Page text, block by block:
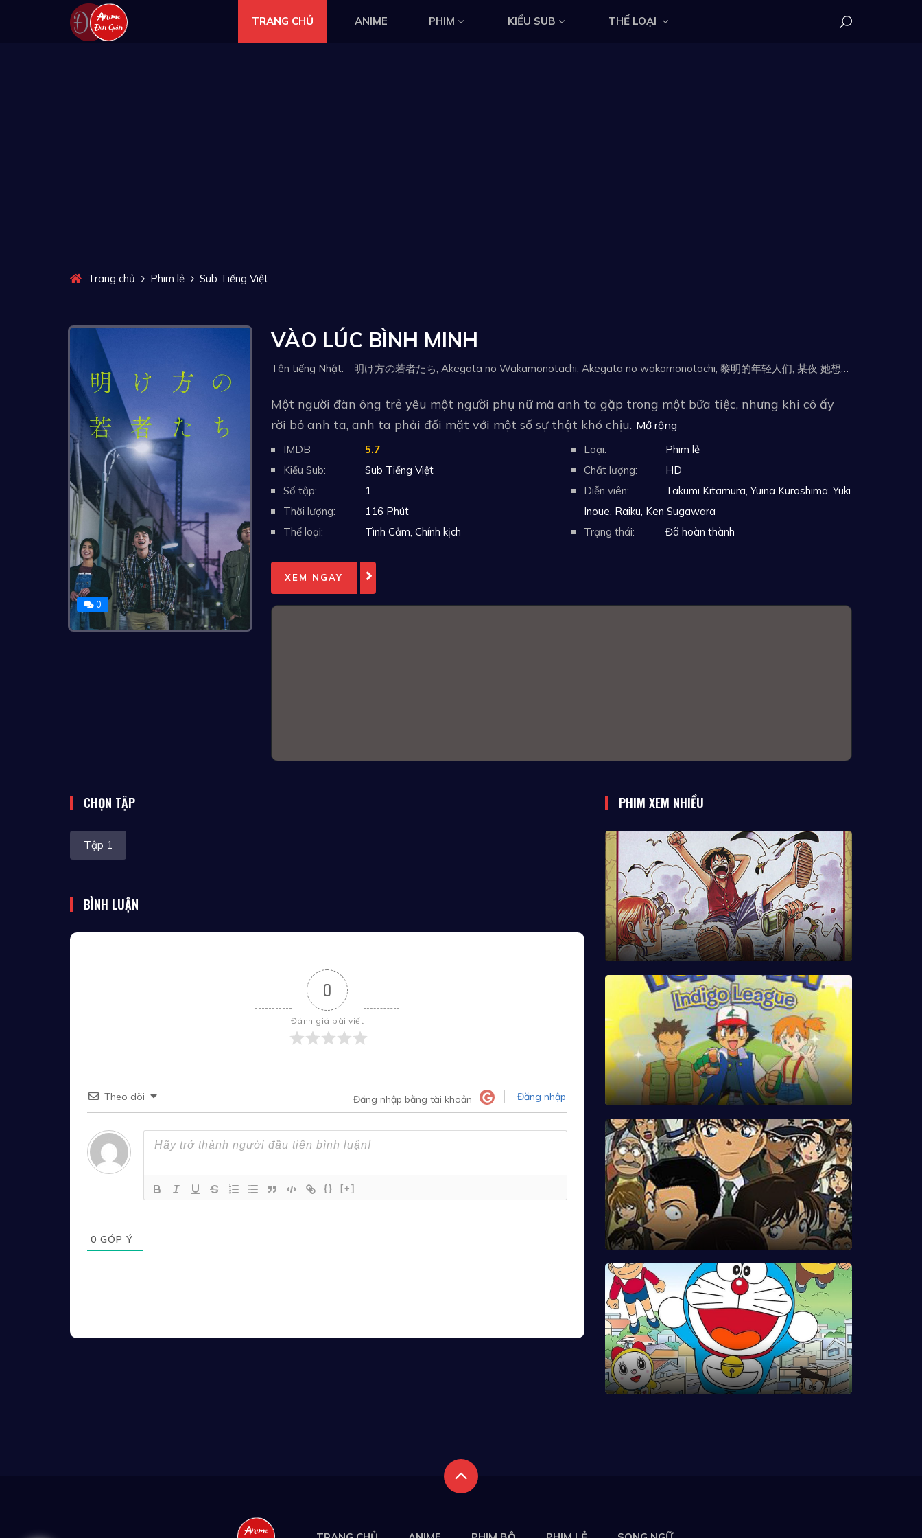
TRANG CHỦ ANIME PHIM KIỂU SUB THỂ LOẠI
Trang chủ Phim lẻ Sub Tiếng Việt
0
VÀO LÚC BÌNH MINH
Tên tiếng Nhật: 明け方の若者たち, Akegata no Wakamonotachi, Akegata no wakamonotachi, 黎明的年轻人们, 某夜 她想念起了那刻的黎明时分, 黎明时分的年轻人们, 沒有黎明的愛情
Một người đàn ông trẻ yêu một người phụ nữ mà anh ta gặp trong một bữa tiệc, nhưng khi cô ấy
rời bỏ anh ta, anh ta phải đối mặt với một số sự thật khó chịu. Mở rộng
IMDB
5.7
Kiểu Sub:
Sub Tiếng Việt
Số tập:
1
Thời lượng:
116 Phút
Thể loại:
Tình Cảm, Chính kịch
Loại:
Phim lẻ
Chất lượng:
HD
Diễn viên:
Takumi Kitamura, Yuina Kuroshima, Yuki
Inoue, Raiku, Ken Sugawara
Trạng thái:
Đã hoàn thành
XEM NGAY
CHỌN TẬP
Tập 1
BÌNH LUẬN
0
Đánh giá bài viết
Theo dõi Đăng nhập bằng tài khoản Đăng nhập
{} [+]
0 GÓP Ý
PHIM XEM NHIỀU